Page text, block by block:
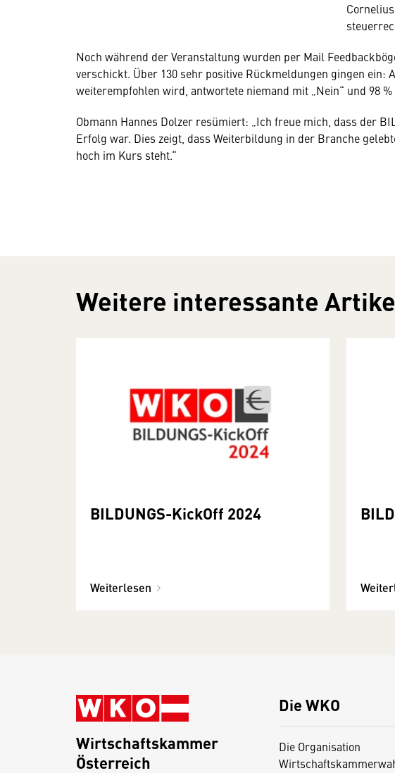
Noch während der Veranstaltung wurden per Mail
verschickt. Über 130 sehr positive Rückmeldungen gingen ein:
weiterempfohlen wird, antwortete niemand mit „Nein“ und 98
Obmann Hannes Dolzer resümiert: „Ich freue mich, dass der
Erfolg war. Dies zeigt, dass Weiterbildung in der Branche
hoch im Kurs steht.“
Weitere interessante
BILDUNGS-KickOff 2024
Weiterlesen
Die WKO
Die Organisation
Wirtschaftskammer
Österreich